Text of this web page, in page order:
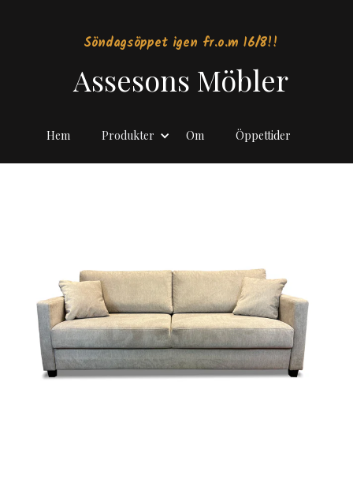
Söndagsöppet igen fr.o.m 16/8!!
Assesons Möbler
Hem Produkter Om Öppettider